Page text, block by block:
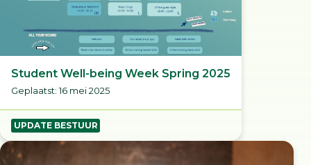
Student Well-being Week Spring 2025
Geplaatst: 16 mei 2025
UPDATE BESTUUR